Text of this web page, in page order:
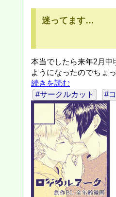
迷ってます…
本当でしたら来年2月
ようになったのでちょ
続きを読む
#サークルカット
#